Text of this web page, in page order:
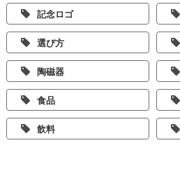
記念ロゴ
選び方
陶磁器
食品
飲料